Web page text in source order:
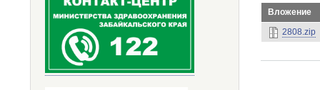
Вложение
2808.zip